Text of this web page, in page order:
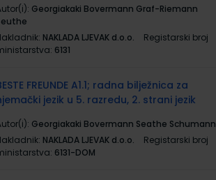
Georgiakaki Bovermann Graf-Riemann
NAKLADA LJEVAK d.o.o.
Registarski broj
6131
FREUNDE A1.1; radna bilježnica za
jezik u 5. razredu, 2. strani jezik
Georgiakaki Bovermann Seathe Schumann
NAKLADA LJEVAK d.o.o.
Registarski broj
6131-DOM